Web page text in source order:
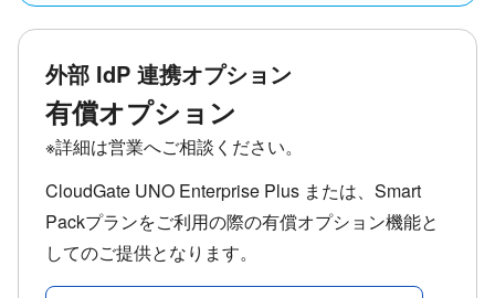
外部 IdP 連携オプション
有償オプション
※詳細は営業へご相談ください。
CloudGate UNO Enterprise Plus または、Smart
Packプランをご利用の際の有償オプション機能と
してのご提供となります。